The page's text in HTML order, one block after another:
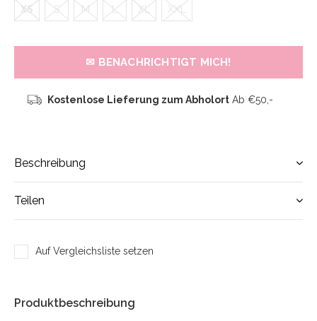
XS S M L XL XXL
✉ BENACHRICHTIGT MICH!
Kostenlose Lieferung zum AbholortAb €50,-
Beschreibung
Teilen
Auf Vergleichsliste setzen
Produktbeschreibung